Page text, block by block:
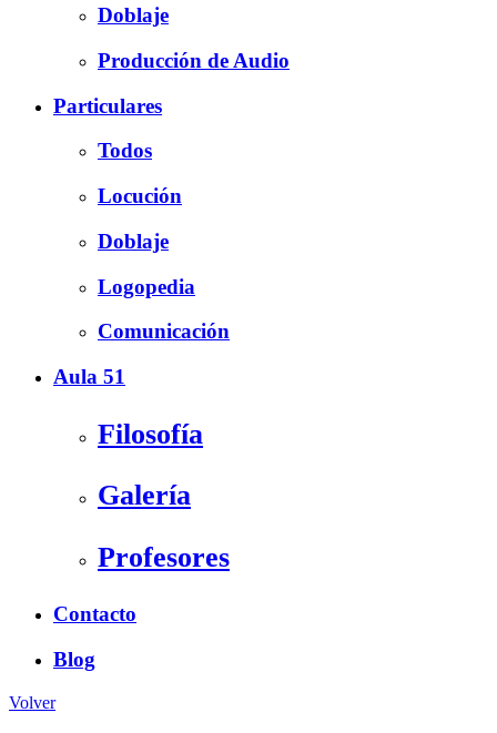
Doblaje
Producción de Audio
Particulares
Todos
Locución
Doblaje
Logopedia
Comunicación
Aula 51
Filosofía
Galería
Profesores
Contacto
Blog
Volver